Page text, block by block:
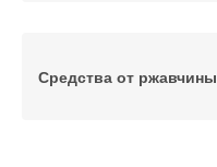
Средства от ржавчины